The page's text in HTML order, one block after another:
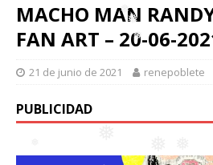
MACHO MAN
FAN ART – 20-06-
21 de junio de 2021 renepoblete
PUBLICIDAD